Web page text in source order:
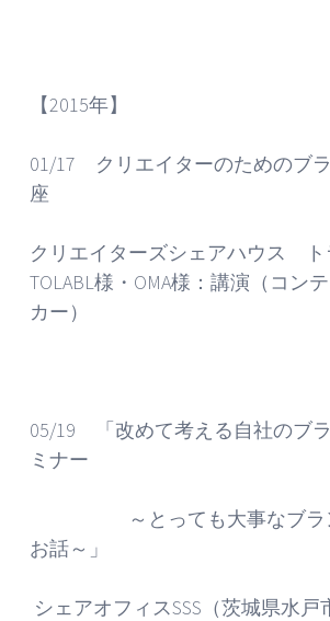
【2015年】
01/17 クリエイターのためのブ
座
クリエイターズシェアハウス ト
TOLABL様・OMA様：講演（コン
カー）
05/19 「改めて考える自社のブ
ミナー
～とっても大事なブラン
お話～」
シェアオフィスSSS（茨城県水